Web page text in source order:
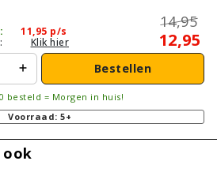
: 11,95 p/s
: Klik hier
14,95
12,95
Bestellen
besteld = Morgen in huis!
Voorraad: 5+
ook